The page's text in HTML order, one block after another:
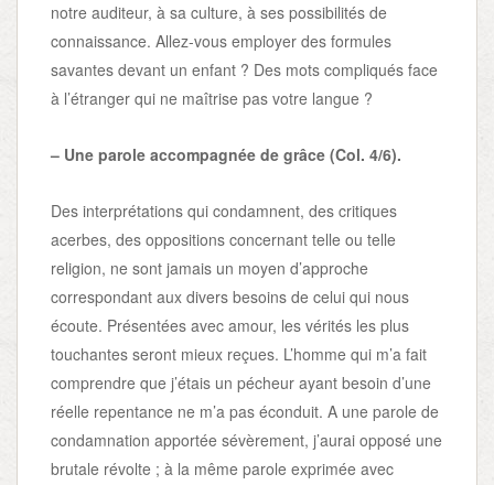
notre auditeur, à sa culture, à ses possibilités de
connaissance. Allez-vous employer des formules
savantes devant un enfant ? Des mots compliqués face
à l’étranger qui ne maîtrise pas votre langue ?
– Une parole accompagnée de grâce (Col. 4/6).
Des interprétations qui condamnent, des critiques
acerbes, des oppositions concernant telle ou telle
religion, ne sont jamais un moyen d’approche
correspondant aux divers besoins de celui qui nous
écoute. Présentées avec amour, les vérités les plus
touchantes seront mieux reçues. L’homme qui m’a fait
comprendre que j’étais un pécheur ayant besoin d’une
réelle repentance ne m’a pas éconduit. A une parole de
condamnation apportée sévèrement, j’aurai opposé une
brutale révolte ; à la même parole exprimée avec